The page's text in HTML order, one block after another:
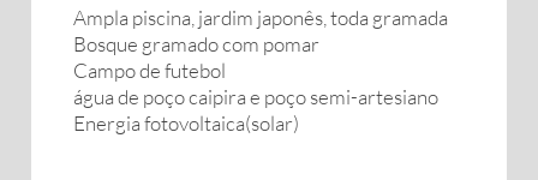
Ampla piscina, jardim japonês, toda gramada
Bosque gramado com pomar
Campo de futebol
água de poço caipira e poço semi-artesiano
Energia fotovoltaica(solar)